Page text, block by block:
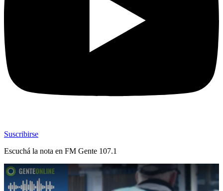
Suscribirse
Escuchá la nota en FM Gente 107.1